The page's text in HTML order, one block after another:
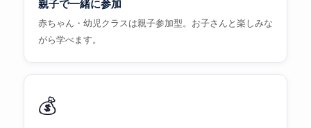
親子で一緒に参加
赤ちゃん・幼児クラスは親子参加型。お子さんと楽しみな
がら学べます。
💰